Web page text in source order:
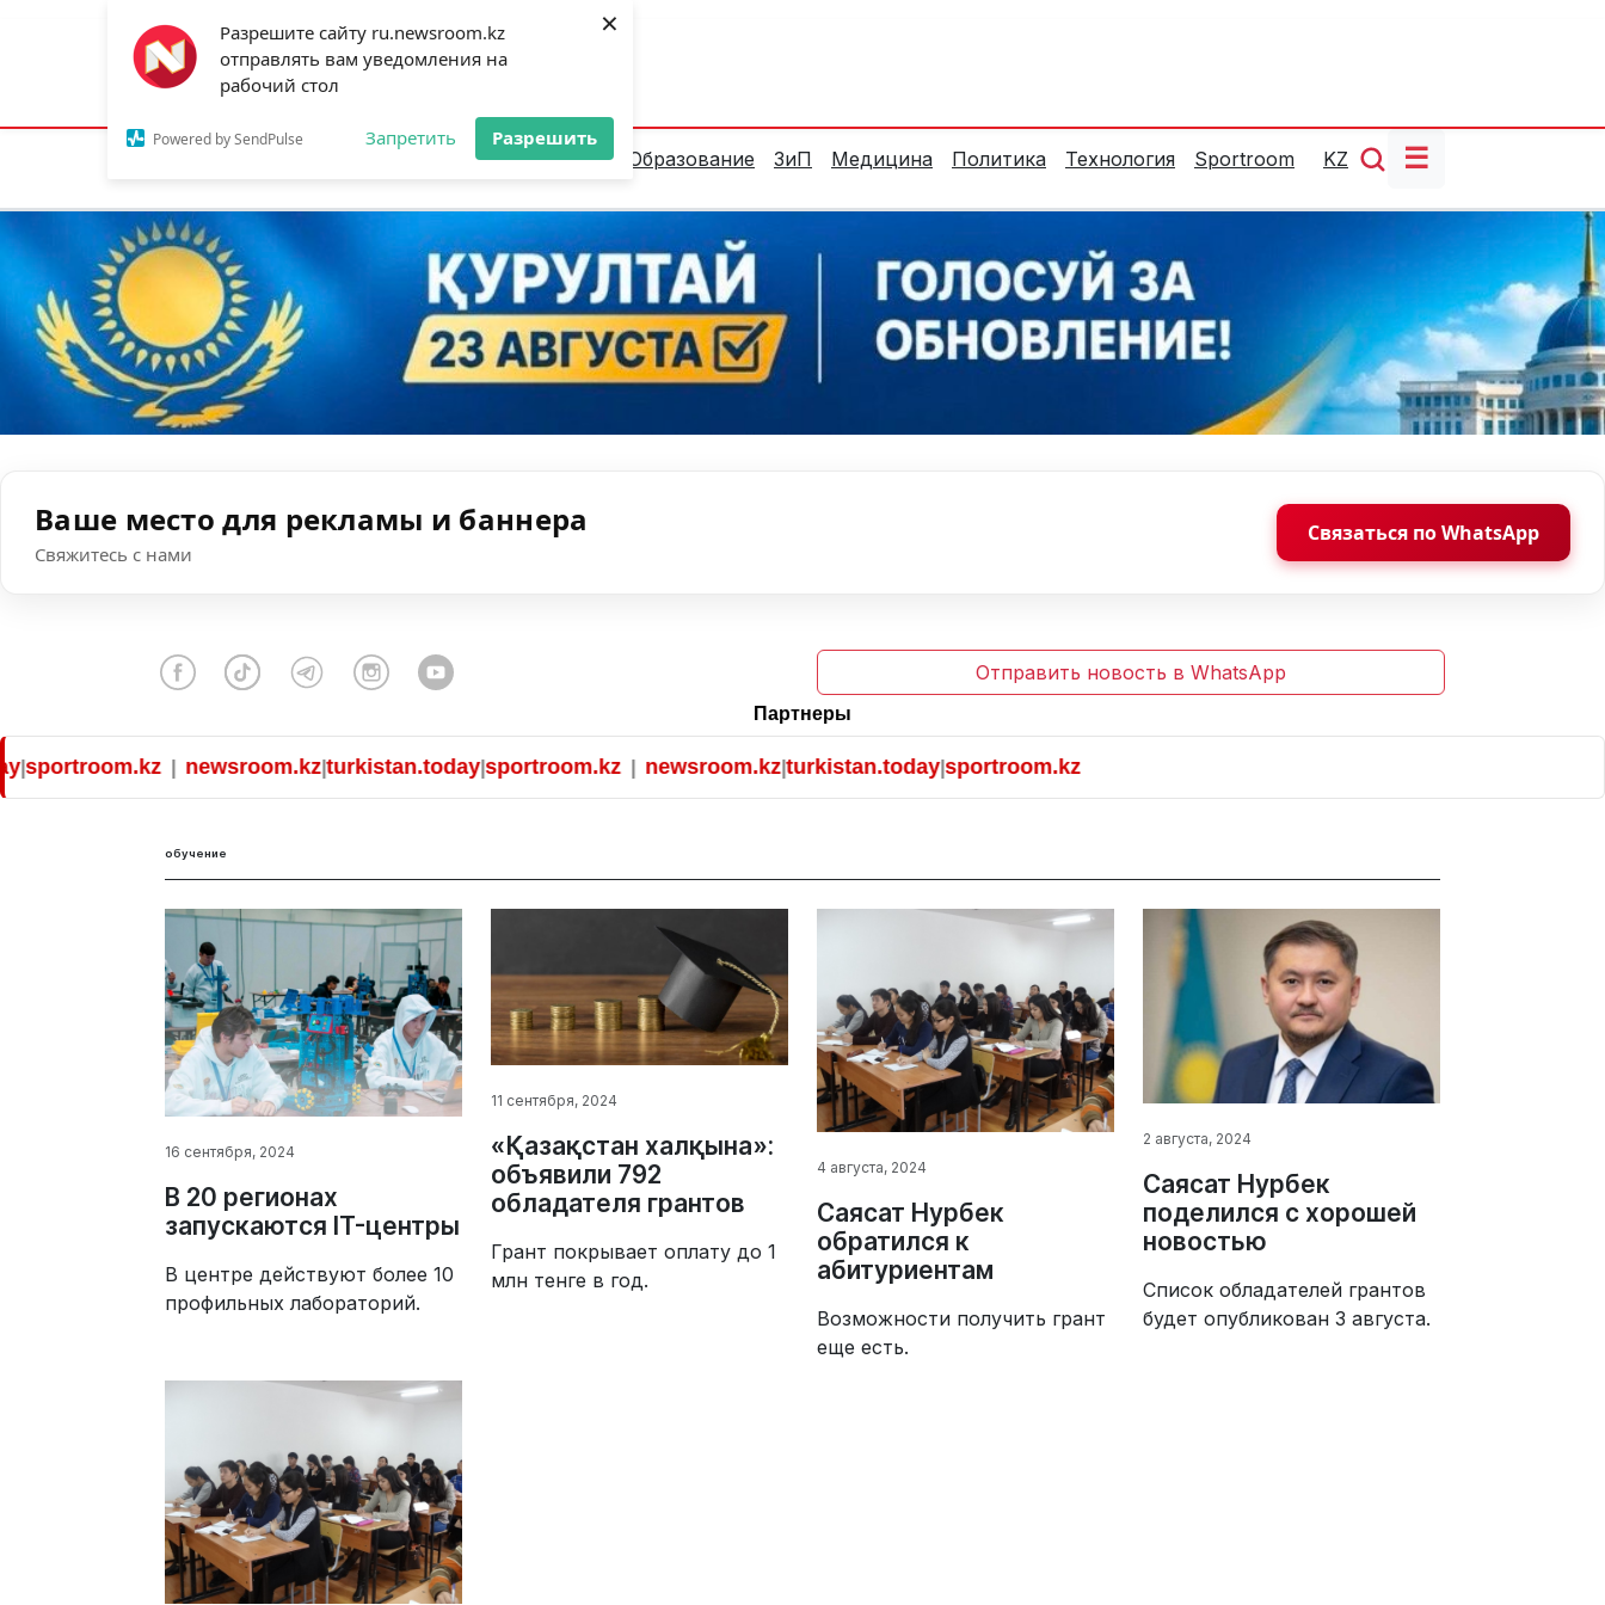
Разрешите сайту ru.newsroom.kz
отправлять вам уведомления на
рабочий стол
Powered by SendPulse Запретить Разрешить
×
Астана:23°C Алматы:31°C Шымкент:
Новости Аналитика Образование ЗиП Медицина Политика Технология Sportroom KZ ☰
Ваше место для рекламы и баннера
Свяжитесь с нами
Связаться по WhatsApp
Отправить новость в WhatsApp
Партнеры
|newsroom.kz|turkistan.today|sportroom.kz|newsroom.kz|turkistan.today|sportroom.kz
обучение
16 сентября, 2024
В 20 регионах
запускаются IT-центры
В центре действуют более 10
профильных лабораторий.
11 сентября, 2024
«Қазақстан халқына»:
объявили 792
обладателя грантов
Грант покрывает оплату до 1
млн тенге в год.
4 августа, 2024
Саясат Нурбек
обратился к
абитуриентам
Возможности получить грант
еще есть.
2 августа, 2024
Саясат Нурбек
поделился с хорошей
новостью
Список обладателей грантов
будет опубликован 3 августа.